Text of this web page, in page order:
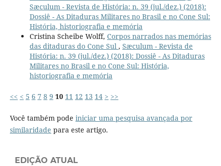
Sæculum - Revista de História: n. 39 (jul./dez.) (2018):
Dossiê - As Ditaduras Militares no Brasil e no Cone Sul:
História, historiografia e memória
Cristina Scheibe Wolff, Corpos narrados nas memórias
das ditaduras do Cone Sul , Sæculum - Revista de
História: n. 39 (jul./dez.) (2018): Dossiê - As Ditaduras
Militares no Brasil e no Cone Sul: História,
historiografia e memória
<< < 5 6 7 8 9 10 11 12 13 14 > >>
Você também pode iniciar uma pesquisa avançada por
similaridade para este artigo.
EDIÇÃO ATUAL